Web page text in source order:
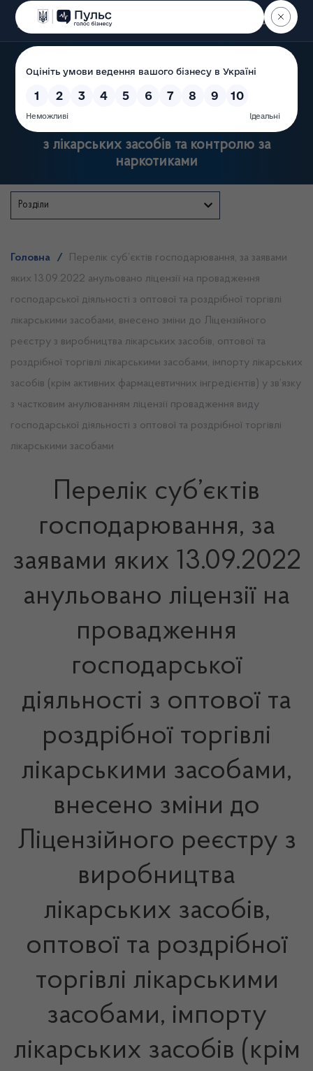
Пошук
Державна служба України
з лікарських засобів та контролю за
наркотиками
Розділи
Головна /
Перелік суб’єктів господарювання, за заявами
яких 13.09.2022 анульовано ліцензії на провадження
господарської діяльності з оптової та роздрібної торгівлі
лікарськими засобами, внесено зміни до Ліцензійного
реєстру з виробництва лікарських засобів, оптової та
роздрібної торгівлі лікарськими засобами, імпорту лікарських
засобів (крім активних фармацевтичних інгредієнтів) у зв’язку
з частковим анулюванням ліцензії провадження виду
господарської діяльності з оптової та роздрібної торгівлі
лікарськими засобами
Перелік суб’єктів
господарювання, за
заявами яких 13.09.2022
анульовано ліцензії на
провадження
господарської
діяльності з оптової та
роздрібної торгівлі
лікарськими засобами,
внесено зміни до
Ліцензійного реєстру з
виробництва
лікарських засобів,
оптової та роздрібної
торгівлі лікарськими
засобами, імпорту
лікарських засобів (крім